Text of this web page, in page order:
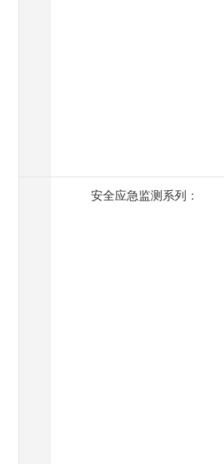
安全应急监测系列：